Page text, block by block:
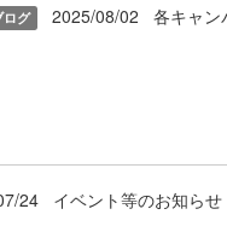
ログ 2025/08/02 各キャン
24 イベント等のお知らせ